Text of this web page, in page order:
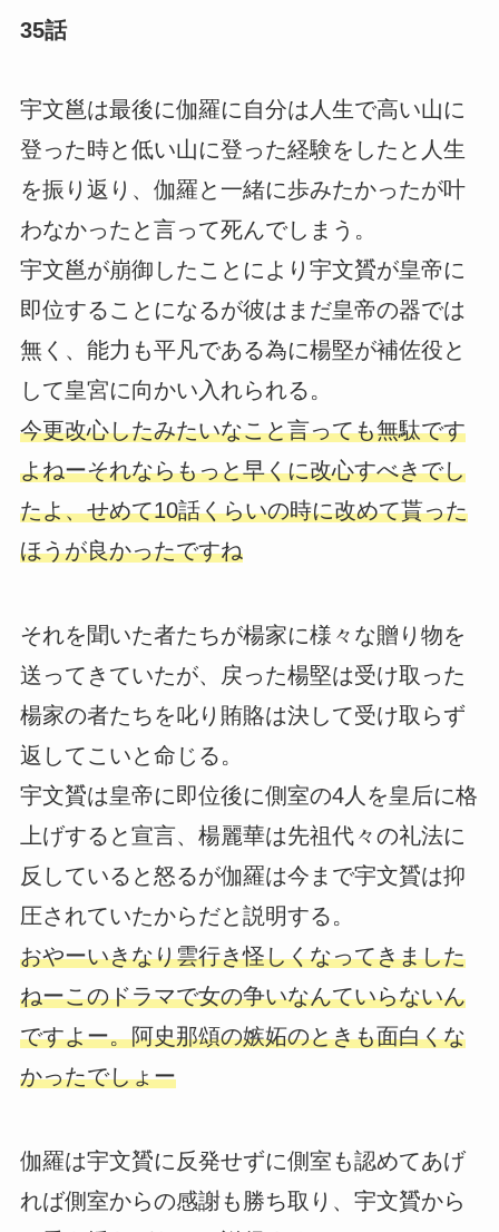
35話
宇文邕は最後に伽羅に自分は人生で高い山に
登った時と低い山に登った経験をしたと人生
を振り返り、伽羅と一緒に歩みたかったが叶
わなかったと言って死んでしまう。
宇文邕が崩御したことにより宇文贇が皇帝に
即位することになるが彼はまだ皇帝の器では
無く、能力も平凡である為に楊堅が補佐役と
して皇宮に向かい入れられる。
今更改心したみたいなこと言っても無駄です
よねーそれならもっと早くに改心すべきでし
たよ、せめて10話くらいの時に改めて貰った
ほうが良かったですね
それを聞いた者たちが楊家に様々な贈り物を
送ってきていたが、戻った楊堅は受け取った
楊家の者たちを叱り賄賂は決して受け取らず
返してこいと命じる。
宇文贇は皇帝に即位後に側室の4人を皇后に格
上げすると宣言、楊麗華は先祖代々の礼法に
反していると怒るが伽羅は今まで宇文贇は抑
圧されていたからだと説明する。
おやーいきなり雲行き怪しくなってきました
ねーこのドラマで女の争いなんていらないん
ですよー。阿史那頌の嫉妬のときも面白くな
かったでしょー
伽羅は宇文贇に反発せずに側室も認めてあげ
れば側室からの感謝も勝ち取り、宇文贇から